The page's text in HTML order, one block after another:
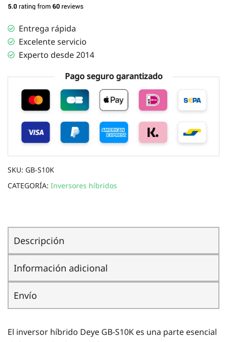
Entrega rápida
Excelente servicio
Experto desde 2014
Pago seguro garantizado
SKU: GB-S10K
CATEGORÍA: Inversores híbridos
Descripción
Información adicional
Envío
El inversor híbrido Deye GB-S10K es una parte esencial